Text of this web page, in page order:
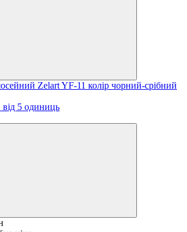
Zelart YF-11 колір чорний-срібний
від 5 одиниць